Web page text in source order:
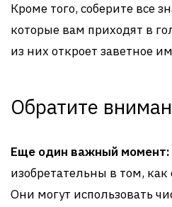
Кроме того, соберите все
которые вам приходят в
из них откроет заветное
Обратите
Еще один важный момент:
изобретательны в том,
Они могут использовать